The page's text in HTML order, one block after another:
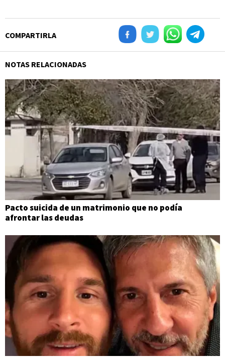
COMPARTIRLA
NOTAS RELACIONADAS
Pacto suicida de un matrimonio que no podía
afrontar las deudas